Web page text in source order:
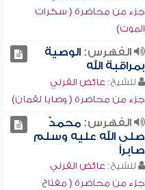
جزء من محاضرة ( سكرات
الموت)
الفهرس:الوصية
بمراقبة الله
للشيخ: عائض القرني
جزء من محاضرة ( وصايا لقمان)
الفهرس:محمدٌ
صلى الله عليه وسلم
صابراً
للشيخ: عائض القرني
جزء من محاضرة ( مفتاح